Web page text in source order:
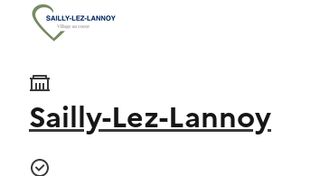
Sailly-Lez-Lannoy